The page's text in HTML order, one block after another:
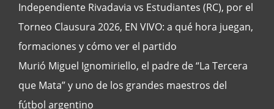
Independiente Rivadavia vs Estudiantes (RC), por el
Torneo Clausura 2026, EN VIVO: a qué hora juegan,
formaciones y cómo ver el partido
Murió Miguel Ignomiriello, el padre de “La Tercera
que Mata” y uno de los grandes maestros del
fútbol argentino